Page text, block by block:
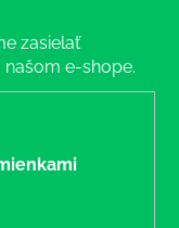
zasielať
e-shope.